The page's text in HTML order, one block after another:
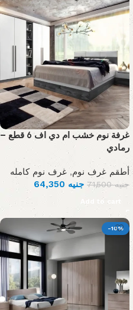
غرفة نوم خشب ام دي اف 6 قطع –
رمادي
أطقم غرف نوم,غرف نوم كامله
جنيه71,500 جنيه
Add to cart
-10%